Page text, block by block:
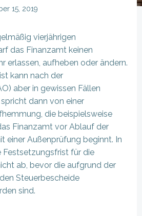
15, 2019
vierjährigen
das Finanzamt keinen
erlassen, aufheben oder ändern.
kann nach der
aber in gewissen Fällen
dann von einer
die beispielsweise
Finanzamt vor Ablauf der
einer Außenprüfung beginnt. In
Festsetzungsfrist für die
ab, bevor die aufgrund der
Steuerbescheide
sind.